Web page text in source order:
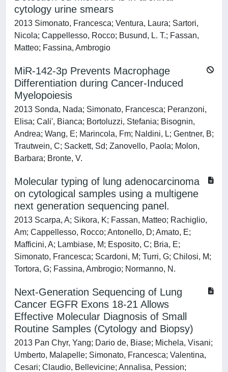
cytology urine smears
2013 Simonato, Francesca; Ventura, Laura; Sartori,
Nicola; Cappellesso, Rocco; Busund, L. T.; Fassan,
Matteo; Fassina, Ambrogio
MiR-142-3p Prevents Macrophage
Differentiation during Cancer-Induced
Myelopoiesis
2013 Sonda, Nada; Simonato, Francesca; Peranzoni,
Elisa; Cali', Bianca; Bortoluzzi, Stefania; Bisognin,
Andrea; Wang, E; Marincola, Fm; Naldini, L; Gentner, B;
Trautwein, C; Sackett, Sd; Zanovello, Paola; Molon,
Barbara; Bronte, V.
Molecular typing of lung adenocarcinoma
on cytological samples using a multigene
next generation sequencing panel.
2013 Scarpa, A; Sikora, K; Fassan, Matteo; Rachiglio,
Am; Cappellesso, Rocco; Antonello, D; Amato, E;
Mafficini, A; Lambiase, M; Esposito, C; Bria, E;
Simonato, Francesca; Scardoni, M; Turri, G; Chilosi, M;
Tortora, G; Fassina, Ambrogio; Normanno, N.
Next-Generation Sequencing of Lung
Cancer EGFR Exons 18-21 Allows
Effective Molecular Diagnosis of Small
Routine Samples (Cytology and Biopsy)
2013 Pan Chyr, Yang; Dario de, Biase; Michela, Visani;
Umberto, Malapelle; Simonato, Francesca; Valentina,
Cesari; Claudio, Bellevicine; Annalisa, Pession;